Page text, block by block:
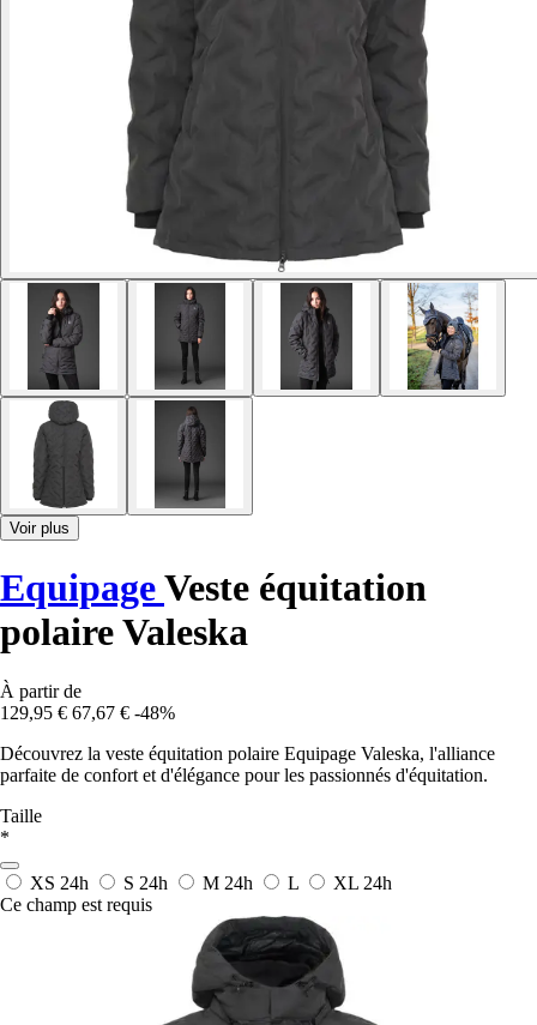
Voir plus
EquipageVeste équitation
polaire Valeska
À partir de
129,95 € 67,67 € -48%
Découvrez la veste équitation polaire Equipage Valeska, l'alliance
parfaite de confort et d'élégance pour les passionnés d'équitation.
Taille
*
XS 24h S 24h M 24h L XL 24h
Ce champ est requis